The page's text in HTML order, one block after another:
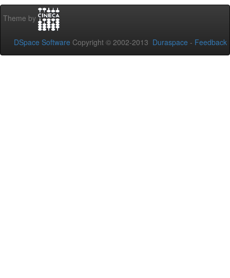
Theme by
DSpace Software Copyright © 2002-2013 Duraspace - Feedback